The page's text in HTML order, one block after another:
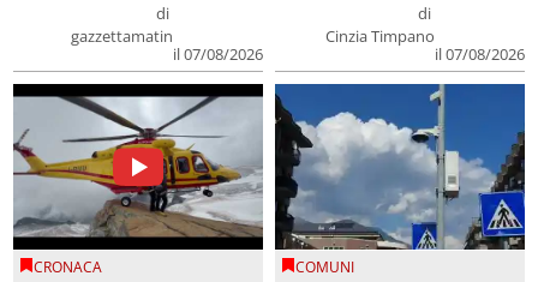
di
gazzettamatin
il 07/08/2026
di
Cinzia Timpano
il 07/08/2026
CRONACA COMUNI